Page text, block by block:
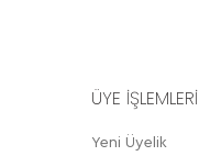
ÜYE İŞLEMLERİ
Yeni Üyelik